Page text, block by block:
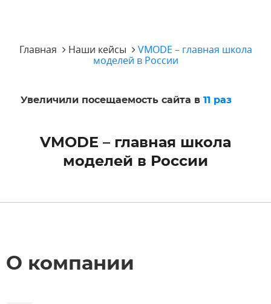
Главная Наши кейсы
VMODE – главная школа
моделей в России
Увеличили посещаемость сайта в 11 раз
VMODE – главная школа
моделей в России
О компании